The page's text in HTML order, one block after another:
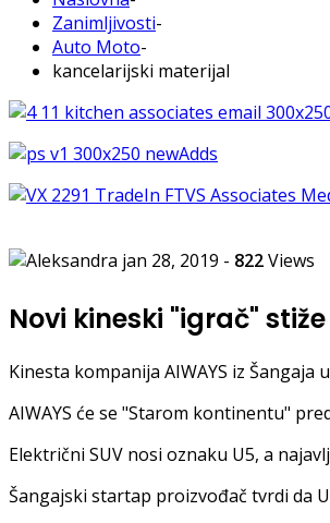
Zanimljivosti-
Auto Moto-
kancelarijski materijal
jan 28, 2019 - 822Views
Novi kineski "igrač"
Kinesta kompanija AIWAYS iz
AIWAYS će se "Starom kontinentu"
Električni SUV nosi oznaku U5, a
Šangajski startap proizvođač tvrdi da